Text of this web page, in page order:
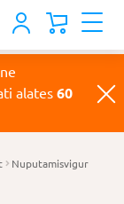
alates 60
Nuputamisvigur